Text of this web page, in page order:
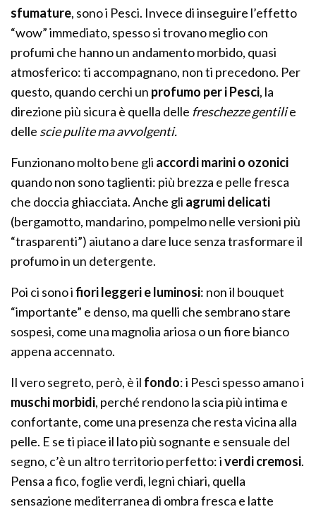
sfumature, sono i Pesci. Invece di inseguire l’effetto
“wow” immediato, spesso si trovano meglio con
profumi che hanno un andamento morbido, quasi
atmosferico: ti accompagnano, non ti precedono. Per
questo, quando cerchi un profumo per i Pesci, la
direzione più sicura è quella delle freschezze gentilie
delle scie pulite ma avvolgenti.
Funzionano molto bene gli accordi marini o ozonici
quando non sono taglienti: più brezza e pelle fresca
che doccia ghiacciata. Anche gli agrumi delicati
(bergamotto, mandarino, pompelmo nelle versioni più
“trasparenti”) aiutano a dare luce senza trasformare il
profumo in un detergente.
Poi ci sono ifiori leggeri e luminosi: non il bouquet
“importante” e denso, ma quelli che sembrano stare
sospesi, come una magnolia ariosa o un fiore bianco
appena accennato.
Il vero segreto, però, è il fondo: i Pesci spesso amano i
muschi morbidi, perché rendono la scia più intima e
confortante, come una presenza che resta vicina alla
pelle. E se ti piace il lato più sognante e sensuale del
segno, c’è un altro territorio perfetto: iverdi cremosi.
Pensa a fico, foglie verdi, legni chiari, quella
sensazione mediterranea di ombra fresca e latte